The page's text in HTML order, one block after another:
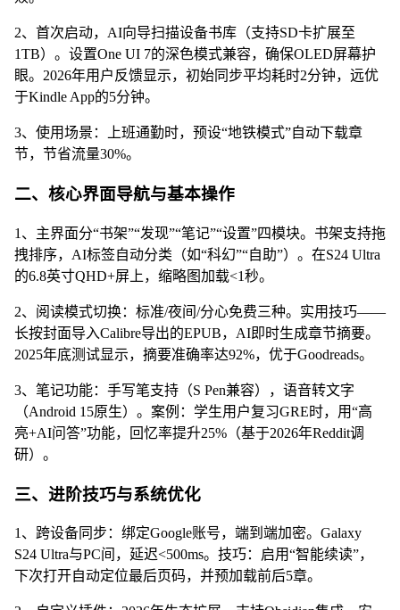
2、首次启动，AI向导扫描设备书库（支持SD卡扩展至
1TB）。设置One UI 7的深色模式兼容，确保OLED屏幕护
眼。2026年用户反馈显示，初始同步平均耗时2分钟，远优
于Kindle App的5分钟。
3、使用场景：上班通勤时，预设“地铁模式”自动下载章
节，节省流量30%。
二、核心界面导航与基本操作
1、主界面分“书架”“发现”“笔记”“设置”四模块。书架支持拖
拽排序，AI标签自动分类（如“科幻”“自助”）。在S24 Ultra
的6.8英寸QHD+屏上，缩略图加载<1秒。
2、阅读模式切换：标准/夜间/分心免费三种。实用技巧——
长按封面导入Calibre导出的EPUB，AI即时生成章节摘要。
2025年底测试显示，摘要准确率达92%，优于Goodreads。
3、笔记功能：手写笔支持（S Pen兼容），语音转文字
（Android 15原生）。案例：学生用户复习GRE时，用“高
亮+AI问答”功能，回忆率提升25%（基于2026年Reddit调
研）。
三、进阶技巧与系统优化
1、跨设备同步：绑定Google账号，端到端加密。Galaxy
S24 Ultra与PC间，延迟<500ms。技巧：启用“智能续读”，
下次打开自动定位最后页码，并预加载前后5章。